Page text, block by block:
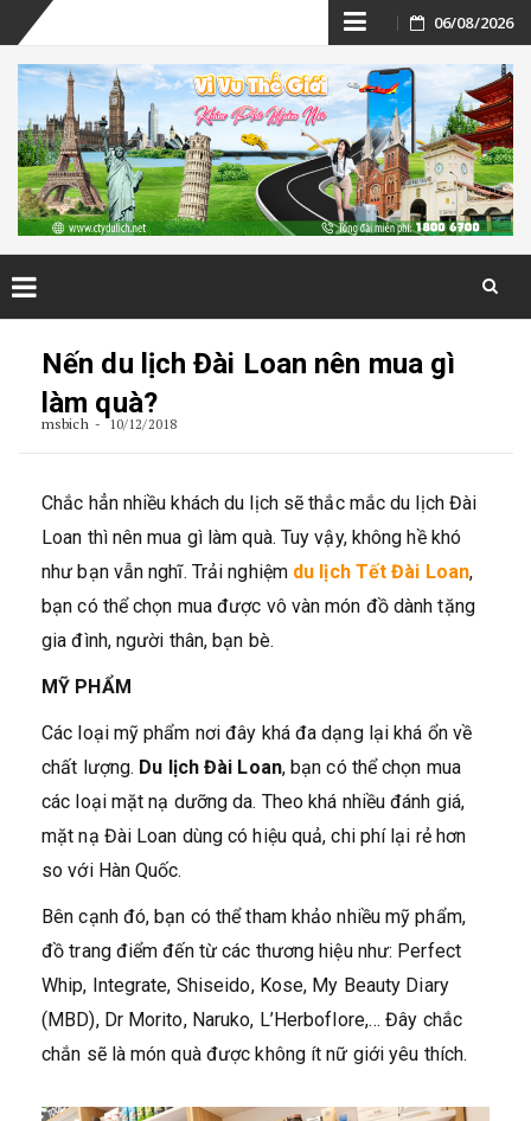
Skip
to
content
06/08/2026
Nến du lịch Đài Loan nên mua gì
làm quà?
msbich 10/12/2018
Chắc hẳn nhiều khách du lịch sẽ thắc mắc du lịch Đài
Loan thì nên mua gì làm quà. Tuy vậy, không hề khó
như bạn vẫn nghĩ. Trải nghiệm du lịch Tết Đài Loan,
bạn có thể chọn mua được vô vàn món đồ dành tặng
gia đình, người thân, bạn bè.
MỸ PHẨM
Các loại mỹ phẩm nơi đây khá đa dạng lại khá ổn về
chất lượng. Du lịch Đài Loan, bạn có thể chọn mua
các loại mặt nạ dưỡng da. Theo khá nhiều đánh giá,
mặt nạ Đài Loan dùng có hiệu quả, chi phí lại rẻ hơn
so với Hàn Quốc.
Bên cạnh đó, bạn có thể tham khảo nhiều mỹ phẩm,
đồ trang điểm đến từ các thương hiệu như: Perfect
Whip, Integrate, Shiseido, Kose, My Beauty Diary
(MBD), Dr Morito, Naruko, L’Herboflore,… Đây chắc
chắn sẽ là món quà được không ít nữ giới yêu thích.